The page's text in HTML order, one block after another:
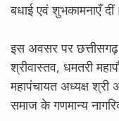
बधाई एवं शुभकामनाएँ दीं।
इस अवसर पर छत्तीसगढ़
श्रीवास्तव, धमतरी
महापंचायत अध्यक्ष श्री
समाज के गणमान्य